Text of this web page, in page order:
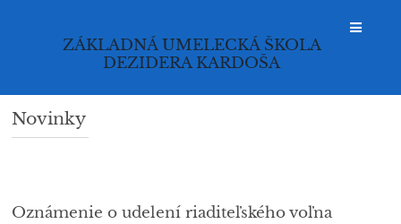
ZÁKLADNÁ UMELECKÁ ŠKOLA
DEZIDERA KARDOŠA
Novinky
Novinky
Oznámenie o udelení riaditeľského voľna